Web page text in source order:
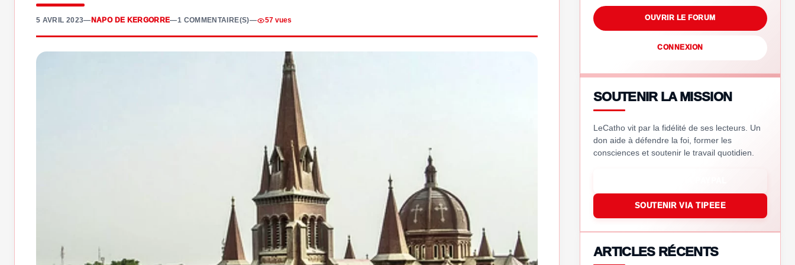
5 AVRIL 2023— NAPO DE KERGORRE—1 COMMENTAIRE(S)— 57 vues OUVRIR LE FORUM
CONNEXION
SOUTENIR LA MISSION
LeCatho vit par la fidélité de ses lecteurs. Un
don aide à défendre la foi, former les
consciences et soutenir le travail quotidien.
SOUTENIR VIA TIPEEE
ARTICLES RÉCENTS